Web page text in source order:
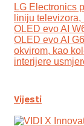
LG Electronics
liniju
OLED evo AI
OLED evo AI
okvirom, kao
interijere
Vijesti